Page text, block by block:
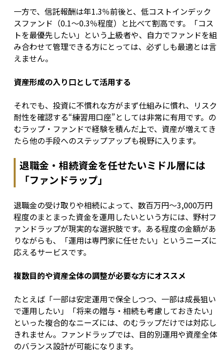
一方で、信託報酬は年1.3％前後と、低コストインデック
スファンド（0.1〜0.3％程度）と比べて割高です。「コス
トを最優先したい」という上級者や、自力でファンドを組
み合わせて管理できる方にとっては、必ずしも最適とは言
えません。
資産形成の入り口として活用する
それでも、投資に不慣れな方がまず仕組みに慣れ、リスク
耐性を確認する“練習用口座”としては非常に有用です。の
むラップ・ファンドで経験を積んだ上で、資産が増えてき
たら他の手段へのステップアップも視野に入ります。
退職金・相続資金を任せたいミドル層には
「ファンドラップ」
退職金の受け取りや相続によって、数百万円〜3,000万円
程度のまとまった資金を運用したいという方には、野村フ
ァンドラップが現実的な選択肢です。ある程度の金額があ
りながらも、「運用は専門家に任せたい」というニーズに
応えるサービスです。
複数目的や資産全体の調整が必要な方にオススメ
たとえば「一部は安定運用で保全しつつ、一部は成長狙い
で運用したい」「将来の贈与・相続も考慮しておきたい」
といった複合的なニーズには、のむラップだけでは対応し
きれません。ファンドラップでは、目的別運用や資産全体
のバランス設計が可能になります。